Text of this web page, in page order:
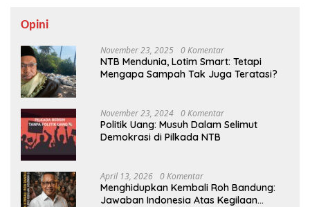
Opini
November 23, 2025 0 Komentar
NTB Mendunia, Lotim Smart: Tetapi
Mengapa Sampah Tak Juga Teratasi?
November 23, 2024 0 Komentar
Politik Uang: Musuh Dalam Selimut
Demokrasi di Pilkada NTB
April 13, 2026 0 Komentar
Menghidupkan Kembali Roh Bandung:
Jawaban Indonesia Atas Kegilaan